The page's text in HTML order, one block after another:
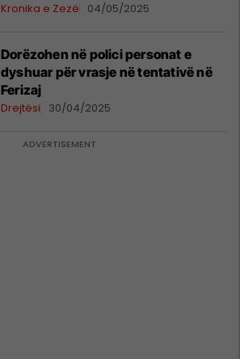
Kronika e Zezë 04/05/2025
​Dorëzohen në polici personat e
dyshuar për vrasje në tentativë në
Ferizaj
Drejtësi 30/04/2025